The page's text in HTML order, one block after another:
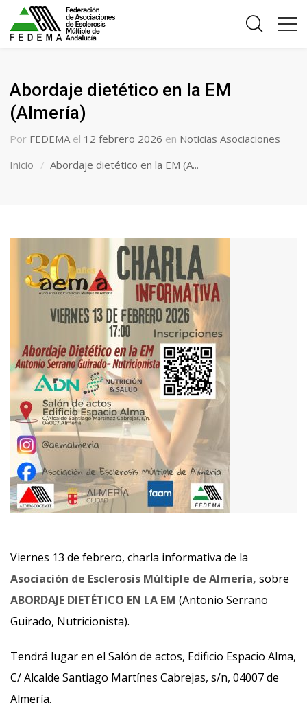
Abordaje dietético en la EM
(Almería)
Por FEDEMA el 12 febrero 2026 en Noticias Asociaciones
Inicio
Abordaje dietético en la EM (A...
Viernes 13 de febrero, charla informativa de la
Asociación de Esclerosis Múltiple de Almería, sobre
ABORDAJE DIETÉTICO EN LA EM (Antonio Serrano
Guirado, Nutricionista).
Tendrá lugar en el Salón de actos, Edificio Espacio Alma,
C/ Alcalde Santiago Martínes Cabrejas, s/n, 04007 de
Almería.